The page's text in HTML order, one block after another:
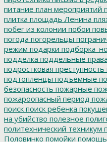
питание план мероприятий
плитка площадь Ленина
побег из колонии побои
погода погорельцы
режим подарки
подделка поддельные права
подростковая преступность
подтопленцы подъемные
безопасность пожарные
пожароопасный период
поиск поиск ребенка
на убийство полезное
политехнический техникум
Половинко помойки помощь